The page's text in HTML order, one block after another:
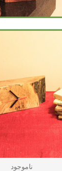
ناموجود